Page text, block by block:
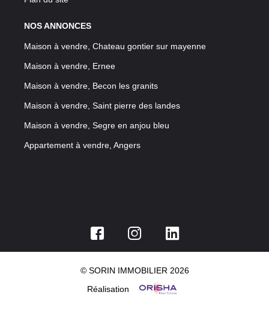
NOS ANNONCES
Maison à vendre, Chateau gontier sur mayenne
Maison à vendre, Ernee
Maison à vendre, Becon les granits
Maison à vendre, Saint pierre des landes
Maison à vendre, Segre en anjou bleu
Appartement à vendre, Angers
© SORIN IMMOBILIER 2026
Réalisation